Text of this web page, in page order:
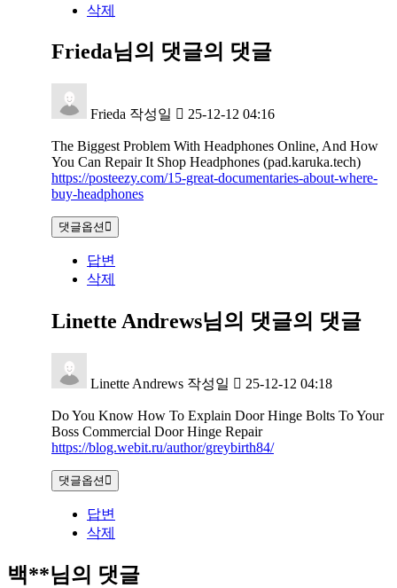
삭제
Frieda님의 댓글의 댓글
Frieda 작성일 25-12-12 04:16
The Biggest Problem With Headphones Online, And How
You Can Repair It Shop Headphones (pad.karuka.tech)
https://posteezy.com/15-great-documentaries-about-where-
buy-headphones
댓글옵션
답변
삭제
Linette Andrews님의 댓글의 댓글
Linette Andrews 작성일 25-12-12 04:18
Do You Know How To Explain Door Hinge Bolts To Your
Boss Commercial Door Hinge Repair
https://blog.webit.ru/author/greybirth84/
댓글옵션
답변
삭제
백**님의 댓글